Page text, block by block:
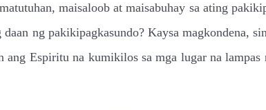
maisaloob at maisabuhay sa ating
ng pakikipagkasundo? Kaysa magkondena,
Espiritu na kumikilos sa mga lugar na